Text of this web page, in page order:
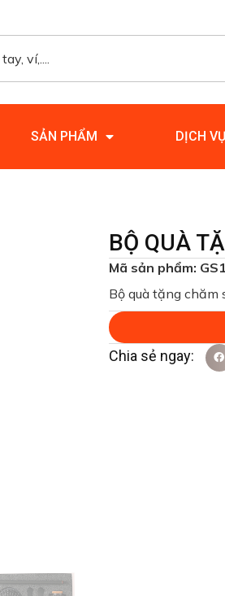
SẢN PHẨM DỊCH VỤ
BỘ QUÀ
Mã sản phẩm:
Bộ quà tặng chăm